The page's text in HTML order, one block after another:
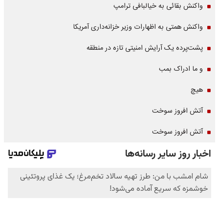
واکنش بقائی به خیالبافی ترامپ
واکنش همتی به اظهارات وزیر خزانه‌داری آمریکا
پشت‌پرده یک آرایش امنیتی تازه در منطقه
و ما ادراک بمب
هیچ
آتش افروز سوخت
آتش افروز سوخت